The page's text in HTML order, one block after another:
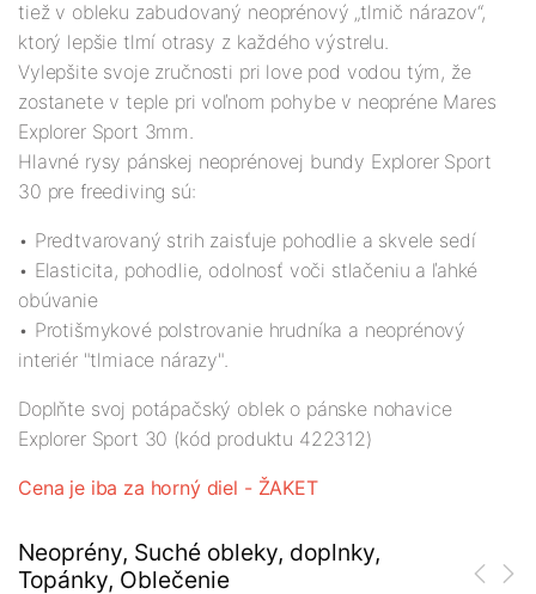
tiež v obleku zabudovaný neoprénový „tlmič nárazov“,
ktorý lepšie tlmí otrasy z každého výstrelu.
Vylepšite svoje zručnosti pri love pod vodou tým, že
zostanete v teple pri voľnom pohybe v neopréne Mares
Explorer Sport 3mm.
Hlavné rysy pánskej neoprénovej bundy Explorer Sport
30 pre freediving sú:
• Predtvarovaný strih zaisťuje pohodlie a skvele sedí
• Elasticita, pohodlie, odolnosť voči stlačeniu a ľahké
obúvanie
• Protišmykové polstrovanie hrudníka a neoprénový
interiér "tlmiace nárazy".
Doplňte svoj potápačský oblek o pánske nohavice
Explorer Sport 30 (kód produktu 422312)
Cena je iba za horný diel - ŽAKET
Neoprény, Suché obleky, doplnky,
Topánky, Oblečenie